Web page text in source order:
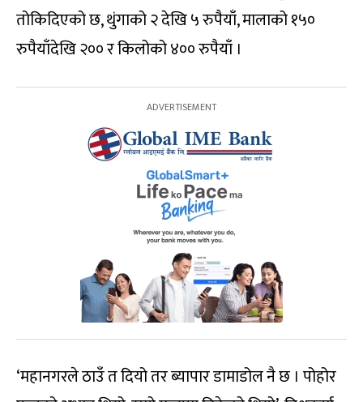
तोकिदिएको छ, थुंगाको २ देखि ५ रुपैयाँ, मालाको १५०
रुपैयाँदेखि २०० र किलोको ४०० रुपैयाँ ।
‘महानगरले ठाउँ त दियो तर ब्यापार डामाडोल नै छ । पोहोर